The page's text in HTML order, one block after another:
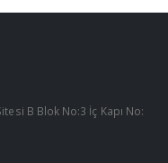
B Blok No:3 İç Kapı No: